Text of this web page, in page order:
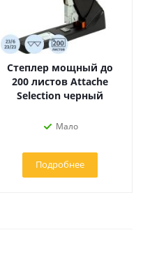
Степлер мощный до
200 листов Attache
Selection черный
Мало
Подробнее